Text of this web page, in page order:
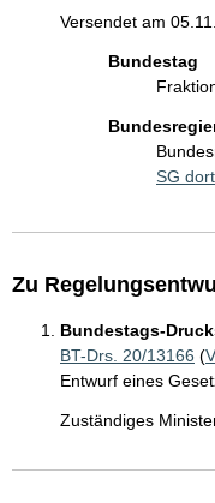
Versendet am
Bundestag
SG
Zu
Bundestags-
BT-Drs. 20/13166 (
Entwurf eines
Zuständiges